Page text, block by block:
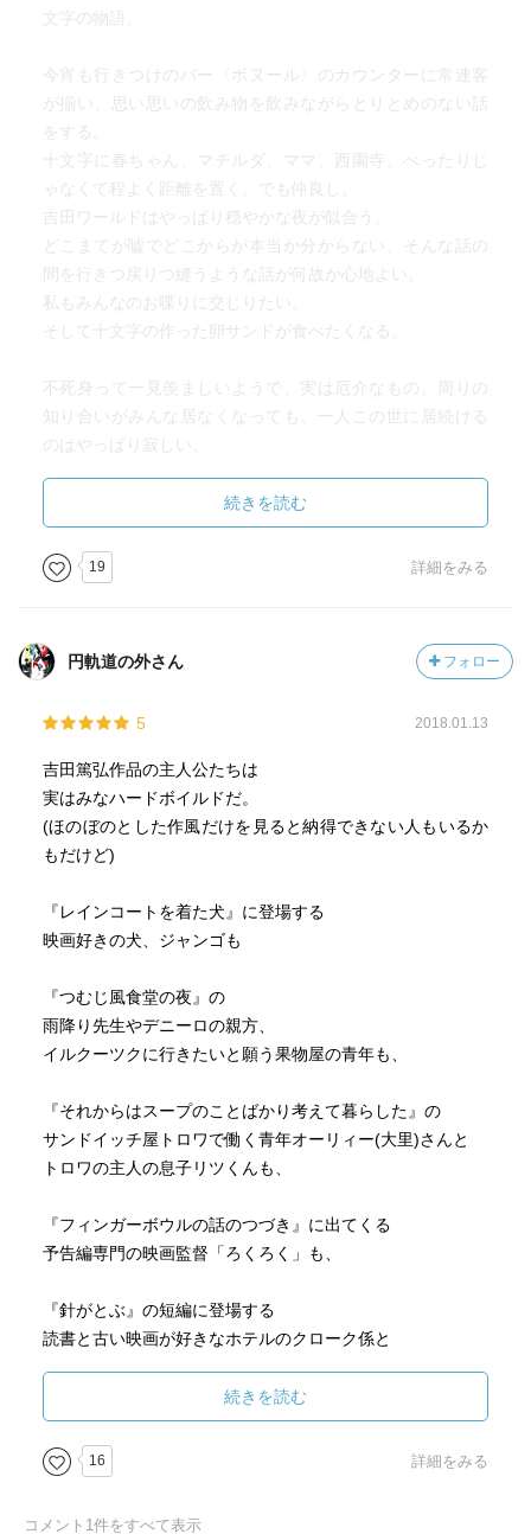
文字の物語。
今宵も行きつけのバー〈ボヌール〉のカウンターに常連客
が揃い、思い思いの飲み物を飲みながらとりとめのない話
をする。
十文字に春ちゃん、マチルダ、ママ、西園寺。べったりじ
ゃなくて程よく距離を置く。でも仲良し。
吉田ワールドはやっぱり穏やかな夜が似合う。
どこまてが嘘でどこからが本当か分からない、そんな話の
間を行きつ戻りつ縫うような話が何故か心地よい。
私もみんなのお喋りに交じりたい。
そして十文字の作った卵サンドが食べたくなる。
不死身って一見羨ましいようで、実は厄介なもの。周りの
知り合いがみんな居なくなっても、一人この世に居続ける
のはやっぱり寂しい。
精一杯に生きる大切さをしみじみ感じた物語だった。
続きを読む
19 詳細をみる
円軌道の外さん フォロー
5 2018.01.13
吉田篤弘作品の主人公たちは
実はみなハードボイルドだ。
(ほのぼのとした作風だけを見ると納得できない人もいるか
もだけど)
『レインコートを着た犬』に登場する
映画好きの犬、ジャンゴも
『つむじ風食堂の夜』の
雨降り先生やデニーロの親方、
イルクーツクに行きたいと願う果物屋の青年も、
『それからはスープのことばかり考えて暮らした』の
サンドイッチ屋トロワで働く青年オーリィー(大里)さんと
トロワの主人の息子リツくんも、
『フィンガーボウルの話のつづき』に出てくる
予告編専門の映画監督「ろくろく」も、
『針がとぶ』の短編に登場する
読書と古い映画が好きなホテルのクローク係と
『78』の
レコード好きの青年、バンシャクとハイザラも
続きを読む
16 詳細をみる
コメント 1件をすべて表示